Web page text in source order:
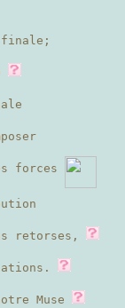
finale;
forces
retorses,
Muse